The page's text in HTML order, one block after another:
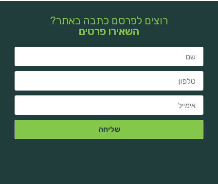
רוצים לפרסם כתבה באתר?
השאירו פרטים